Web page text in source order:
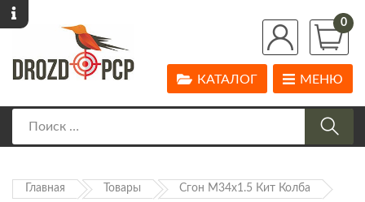
0
МЕНЮ
КАТАЛОГ
Главная Товары Сгон М34х1.5 Кит Колба